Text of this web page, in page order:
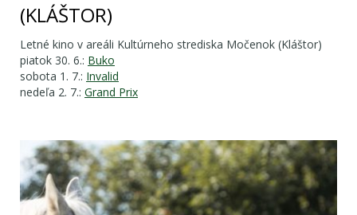
(KLÁŠTOR)
Letné kino v areáli Kultúrneho strediska Močenok (Kláštor)
piatok 30. 6.: Buko
sobota 1. 7.: Invalid
nedeľa 2. 7.: Grand Prix